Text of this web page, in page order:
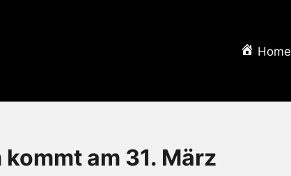
Home
kommt am 31. März